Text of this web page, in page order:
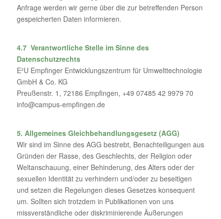
Anfrage werden wir gerne über die zur betreffenden Person
gespeicherten Daten informieren.
4.7 Verantwortliche Stelle im Sinne des
Datenschutzrechts
E²U Empfinger Entwicklungszentrum für Umwelttechnologie
GmbH & Co. KG
Preußenstr. 1, 72186 Empfingen, +49 07485 42 9979 70
info@campus-empfingen.de
5. Allgemeines Gleichbehandlungsgesetz (AGG)
Wir sind im Sinne des AGG bestrebt, Benachteiligungen aus
Gründen der Rasse, des Geschlechts, der Religion oder
Weltanschauung, einer Behinderung, des Alters oder der
sexuellen Identität zu verhindern und/oder zu beseitigen
und setzen die Regelungen dieses Gesetzes konsequent
um. Sollten sich trotzdem in Publikationen von uns
missverständliche oder diskriminierende Äußerungen